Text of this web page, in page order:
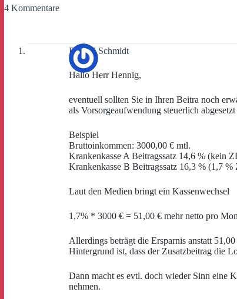
4 Kommentare
Roland Schmidt
Hallo Herr Hennig,
eventuell sollten Sie in Ihren Beitra noch
als Vorsorgeaufwendung steuerlich
Beispiel
Bruttoinkommen: 3000,00 € mtl.
Krankenkasse A Beitragssatz 14,6 % (kein
Krankenkasse B Beitragssatz 16,3 % (1,7 %
Laut den Medien bringt ein Kassenwechsel
1,7% * 3000 € = 51,00 € mehr netto pro
Allerdings beträgt die Ersparnis anstatt
Hintergrund ist, dass der Zusatzbeitrag die
Dann macht es evtl. doch wieder Sinn eine
nehmen.